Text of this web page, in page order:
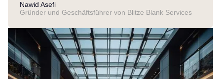
Nawid Asefi
Gründer und Geschäftsführer von Blitze Blank Services